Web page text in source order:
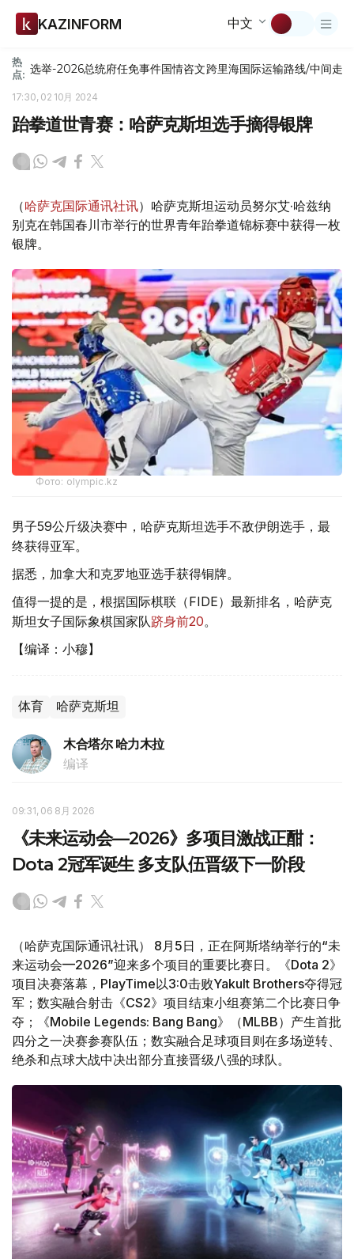
KAZINFORM 中文
热
点: 选举-2026总统府任免事件国情咨文跨里海国际运输路线/中间走廊
17:30, 02 10月 2024
跆拳道世青赛：哈萨克斯坦选手摘得银牌
（哈萨克国际通讯社讯）哈萨克斯坦运动员努尔艾·哈兹纳
别克在韩国春川市举行的世界青年跆拳道锦标赛中获得一枚
银牌。
Фото: olympic.kz
男子59公斤级决赛中，哈萨克斯坦选手不敌伊朗选手，最
终获得亚军。
据悉，加拿大和克罗地亚选手获得铜牌。
值得一提的是，根据国际棋联（FIDE）最新排名，哈萨克
斯坦女子国际象棋国家队跻身前20。
【编译：小穆】
体育 哈萨克斯坦
木合塔尔 哈力木拉
编译
09:31, 06 8月 2026
《未来运动会—2026》多项目激战正酣：
Dota 2冠军诞生 多支队伍晋级下一阶段
（哈萨克国际通讯社讯） 8月5日，正在阿斯塔纳举行的“未
来运动会—2026”迎来多个项目的重要比赛日。《Dota 2》
项目决赛落幕，PlayTime以3:0击败Yakult Brothers夺得冠
军；数实融合射击《CS2》项目结束小组赛第二个比赛日争
夺；《Mobile Legends: Bang Bang》（MLBB）产生首批
四分之一决赛参赛队伍；数实融合足球项目则在多场逆转、
绝杀和点球大战中决出部分直接晋级八强的球队。